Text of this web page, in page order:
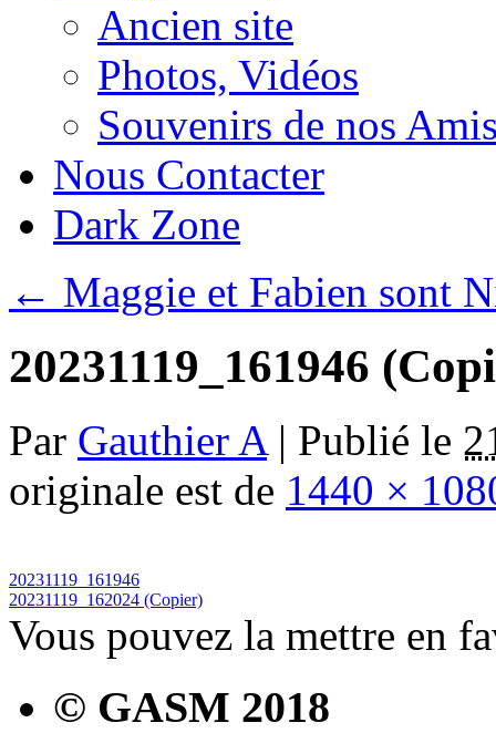
Ancien site
Photos, Vidéos
Souvenirs de nos
Nous Contacter
Dark Zone
← Maggie et Fabien sont
20231119_161946
Par Gauthier A | Publié le
originale est de 1440 ×
20231119_161946
20231119_162024 (Copier)
Vous pouvez la mettre en
© GASM 2018